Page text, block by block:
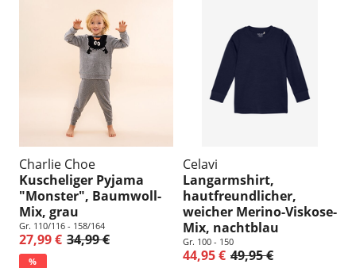
Charlie Choe
Kuscheliger Pyjama
"Monster", Baumwoll-
Mix, grau
Gr. 110/116 - 158/164
27,99 € 34,99 €
%
Celavi
Langarmshirt,
hautfreundlicher,
weicher Merino-Viskose-
Mix, nachtblau
Gr. 100 - 150
44,95 € 49,95 €